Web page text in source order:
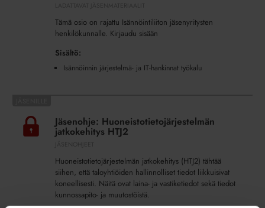
Tämä osio on rajattu Isännöintiliiton jäsenyritysten
henkilökunnalle. Kirjaudu sisään
Sisältö:
Isännöinnin järjestelmä- ja IT-hankinnat työkalu
Huoneistotietojärjestelmän
jatkokehitys
HTJ2
Jäsenohje: Huoneistotietojärjestelmän
jatkokehitys HTJ2
Huoneistotietojärjestelmän jatkokehitys (HTJ2) tähtää
siihen, että taloyhtiöiden hallinnolliset tiedot liikkuisivat
koneellisesti. Näitä ovat laina- ja vastiketiedot sekä tiedot
kunnossapito- ja muutostöistä.